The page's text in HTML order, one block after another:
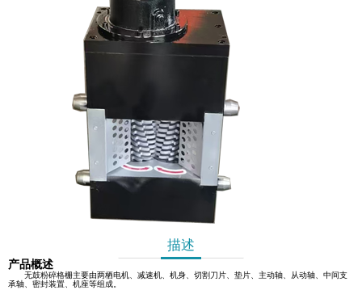
描述
产品概述
无鼓粉碎格栅主要由两栖电机、减速机、机身、切割刀片、垫片、主动轴、从动轴、中间支
承轴、密封装置、机座等组成。